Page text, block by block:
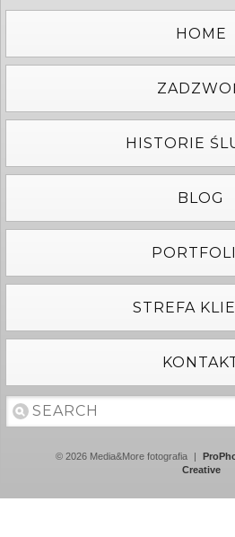
HOME
HISTORIE
BLOG
STREFA
© 2026 Media&More fotografia
Creative